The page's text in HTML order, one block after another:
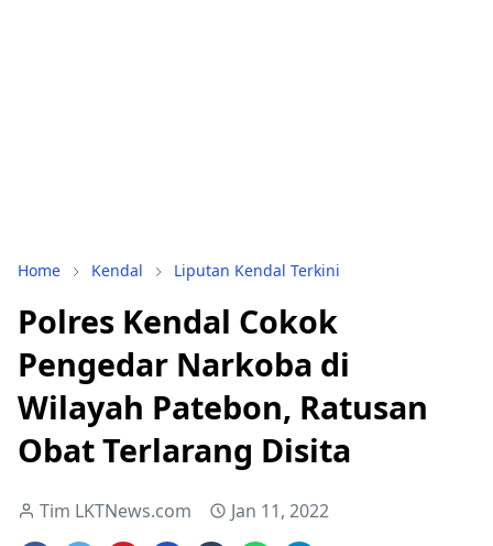
Home Kendal Liputan Kendal Terkini
Polres Kendal Cokok
Pengedar Narkoba di
Wilayah Patebon, Ratusan
Obat Terlarang Disita
Tim LKTNews.com Jan 11, 2022